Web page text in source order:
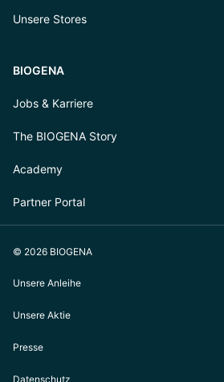
Unsere Stores
BIOGENA
Jobs & Karriere
The BIOGENA Story
Academy
Partner Portal
© 2026 BIOGENA
Unsere Anleihe
Unsere Aktie
Presse
Datenschutz